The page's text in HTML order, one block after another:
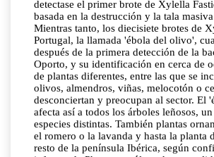
detectase el primer brote de Xylella
basada en la destrucción y la tala
Mientras tanto, los diecisiete brotes de
Portugal, la llamada 'ébola del olivo',
después de la primera detección de la
Oporto, y su identificación en cerca de
de plantas diferentes, entre las que se
olivos, almendros, viñas, melocotón o
desconciertan y preocupan al sector. El
afecta así a todos los árboles leñosos,
especies distintas. También plantas
el romero o la lavanda y hasta la planta
resto de la península Ibérica, según